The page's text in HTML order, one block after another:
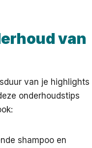
van
van je highlights
onderhoudstips
shampoo en